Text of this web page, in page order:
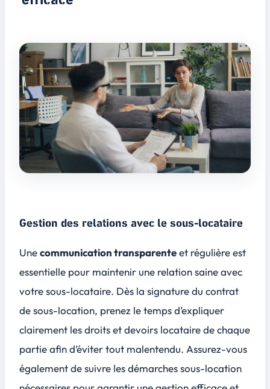
Gestion des relations avec le sous-locataire
Unecommunication transparenteet régulière est
essentielle pour maintenir une relation saine avec
votre sous-locataire. Dès la signature du contrat
de sous-location, prenez le temps d’expliquer
clairement les droits et devoirs locataire de chaque
partie afin d’éviter tout malentendu. Assurez-vous
également de suivre les démarches sous-location